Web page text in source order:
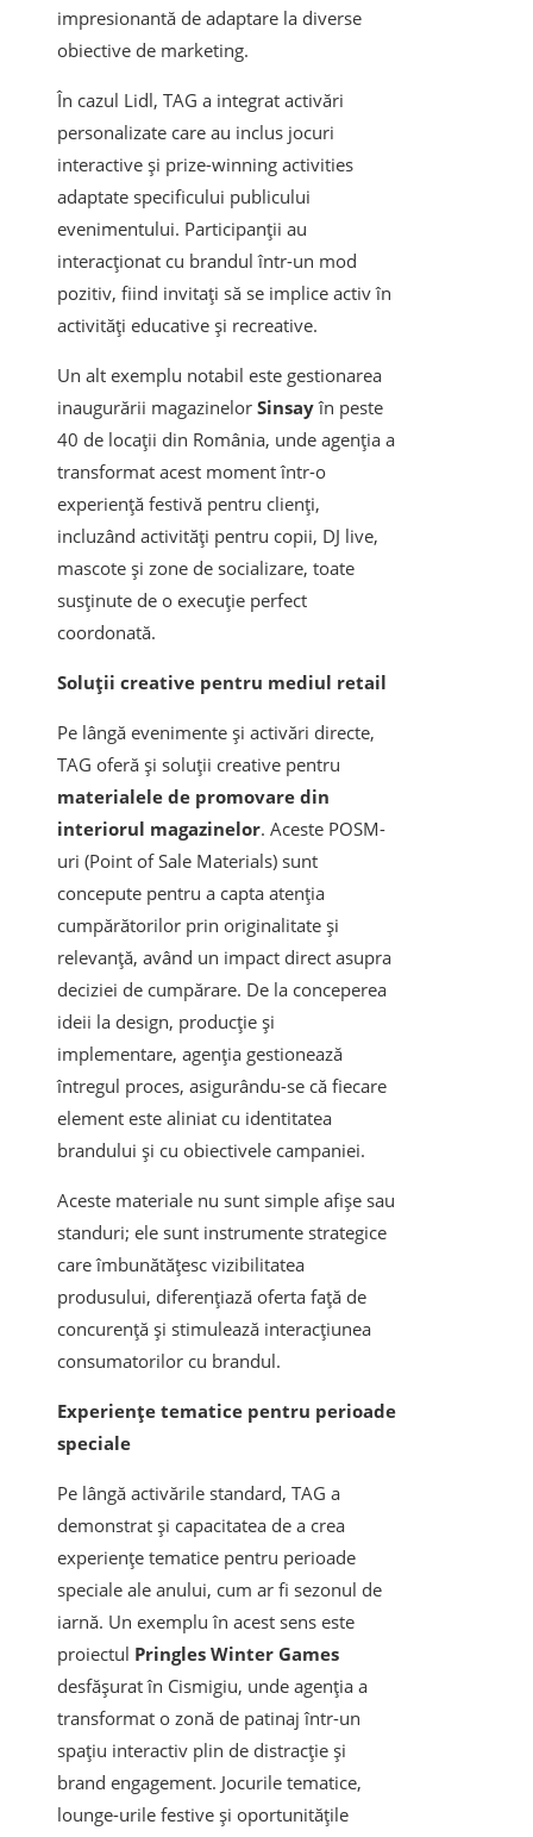
impresionantă de adaptare la diverse
obiective de marketing.
În cazul Lidl, TAG a integrat activări
personalizate care au inclus jocuri
interactive și prize-winning activities
adaptate specificului publicului
evenimentului. Participanții au
interacționat cu brandul într-un mod
pozitiv, fiind invitați să se implice activ în
activități educative și recreative.
Un alt exemplu notabil este gestionarea
inaugurării magazinelor Sinsayîn peste
40 de locații din România, unde agenția a
transformat acest moment într-o
experiență festivă pentru clienți,
incluzând activități pentru copii, DJ live,
mascote și zone de socializare, toate
susținute de o execuție perfect
coordonată.
Soluții creative pentru mediul retail
Pe lângă evenimente și activări directe,
TAG oferă și soluții creative pentru
materialele de promovare din
interiorul magazinelor. Aceste POSM-
uri (Point of Sale Materials) sunt
concepute pentru a capta atenția
cumpărătorilor prin originalitate și
relevanță, având un impact direct asupra
deciziei de cumpărare. De la conceperea
ideii la design, producție și
implementare, agenția gestionează
întregul proces, asigurându-se că fiecare
element este aliniat cu identitatea
brandului și cu obiectivele campaniei.
Aceste materiale nu sunt simple afișe sau
standuri; ele sunt instrumente strategice
care îmbunătățesc vizibilitatea
produsului, diferențiază oferta față de
concurență și stimulează interacțiunea
consumatorilor cu brandul.
Experiențe tematice pentru perioade
speciale
Pe lângă activările standard, TAG a
demonstrat și capacitatea de a crea
experiențe tematice pentru perioade
speciale ale anului, cum ar fi sezonul de
iarnă. Un exemplu în acest sens este
proiectul Pringles Winter Games
desfășurat în Cismigiu, unde agenția a
transformat o zonă de patinaj într-un
spațiu interactiv plin de distracție și
brand engagement. Jocurile tematice,
lounge-urile festive și oportunitățile